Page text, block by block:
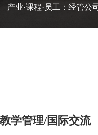
产业·课程·员工：经管公
教学管理/国际交流